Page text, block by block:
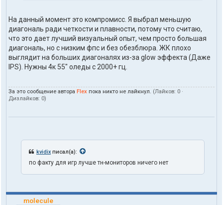
На данный момент это компромисс. Я выбрал меньшую
диагональ ради четкости и плавности, потому что считаю,
что это дает лучший визуальный опыт, чем просто большая
диагональ, но с низким фпс и без обезблюра. ЖК плохо
выглядит на больших диагоналях из-за glow эффекта (Даже
IPS). Нужны 4к 55" оледы с 2000+ гц.
За это сообщение автора Flex пока никто не лайкнул. (Лайков: 0 ·
Дизлайков: 0)
kvidix писал(а):
по факту для игр лучше тн-мониторов ничего нет
molecule